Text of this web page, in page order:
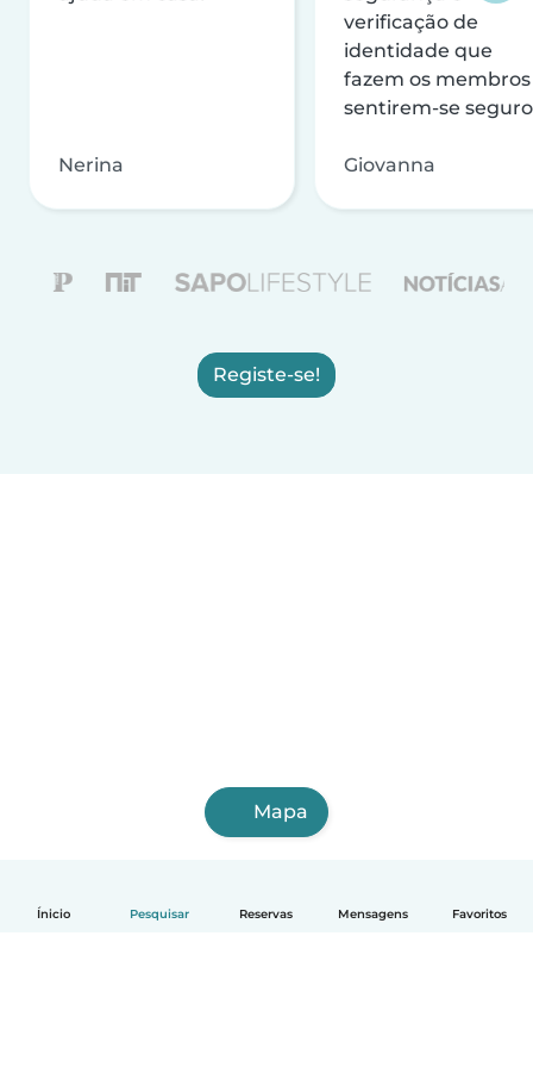
Ínicio Pesquisar Reservas Mensagens Favoritos
Nerina
verificação de
identidade que
fazem os membros
sentirem-se
Giovanna
Registe-se!
Mapa